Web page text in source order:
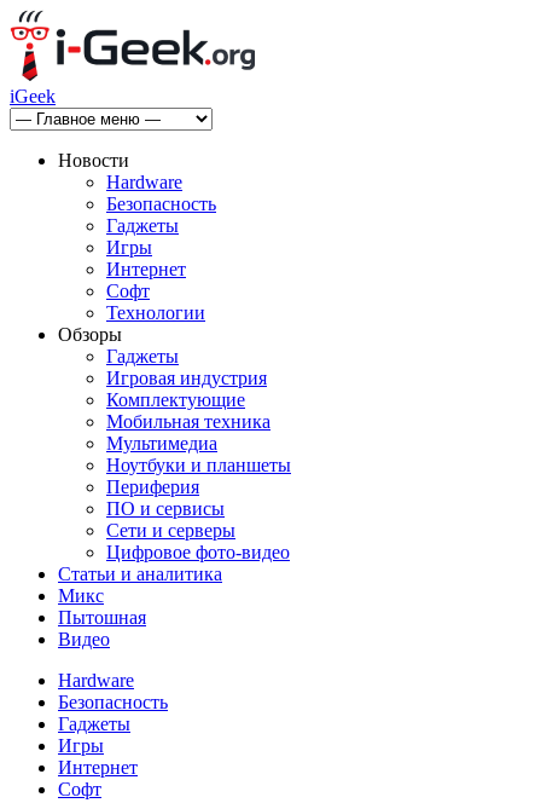
iGeek
Новости
Hardware
Безопасность
Гаджеты
Игры
Интернет
Софт
Технологии
Обзоры
Гаджеты
Игровая индустрия
Комплектующие
Мобильная техника
Мультимедиа
Ноутбуки и планшеты
Периферия
ПО и сервисы
Сети и серверы
Цифровое фото-видео
Статьи и аналитика
Микс
Пытошная
Видео
Hardware
Безопасность
Гаджеты
Игры
Интернет
Софт